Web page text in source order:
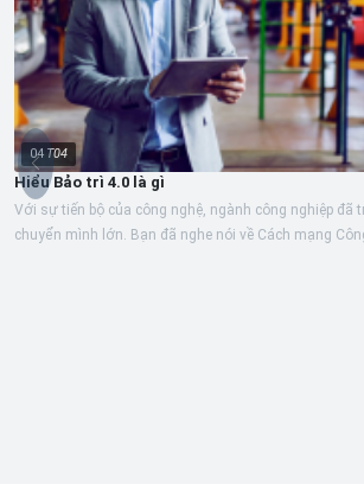
04 T04
Hiểu Bảo trì 4.0 là gì
Với sự tiến bộ của công nghệ, ngành công nghiệp đã
chuyển mình lớn. Bạn đã nghe nói về Cách mạng